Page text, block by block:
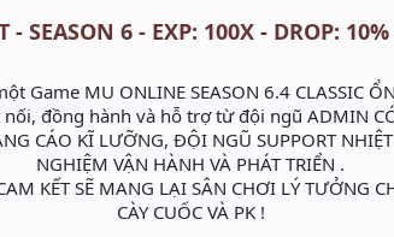
SEASON 6 - EXP: 100X - DROP:
Game MU ONLINE SEASON 6.4 CLASSIC
đồng hành và hỗ trợ từ đội ngũ ADMIN CÓ
CÁO KĨ LƯỠNG, ĐỘI NGŨ SUPPORT
NGHIỆM VẬN HÀNH VÀ PHÁT TRIỂN .
KẾT SẼ MANG LẠI SÂN CHƠI LÝ TƯỞNG
CÀY CUỐC VÀ PK !